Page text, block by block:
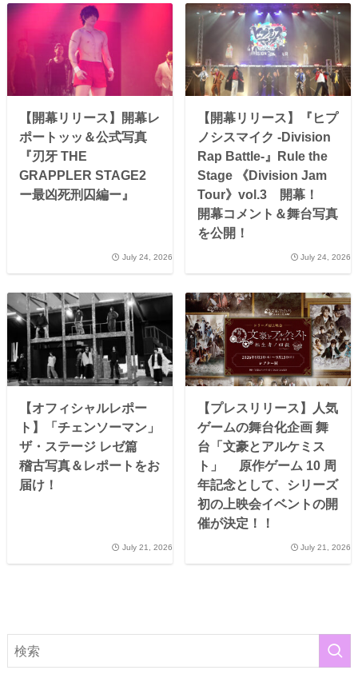
【開幕リリース】開幕レ
ポートッッ＆公式写真
『刃牙 THE
GRAPPLER STAGE2
ー最凶死刑囚編ー』
July 24, 2026
【開幕リリース】『ヒプ
ノシスマイク -Division
Rap Battle-』Rule the
Stage 《Division Jam
Tour》vol.3 開幕！
開幕コメント＆舞台写真
を公開！
July 24, 2026
【オフィシャルレポー
ト】「チェンソーマン」
ザ・ステージ レゼ篇
稽古写真＆レポートをお
届け！
July 21, 2026
【プレスリリース】人気
ゲームの舞台化企画 舞
台「文豪とアルケミス
ト」 原作ゲーム 10 周
年記念として、シリーズ
初の上映会イベントの開
催が決定！！
July 21, 2026